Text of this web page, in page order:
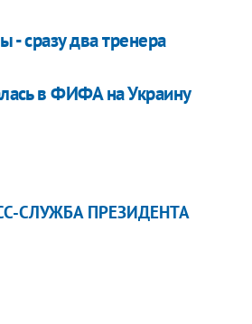
- сразу два тренера
в ФИФА на Украину
СЛУЖБА ПРЕЗИДЕНТА